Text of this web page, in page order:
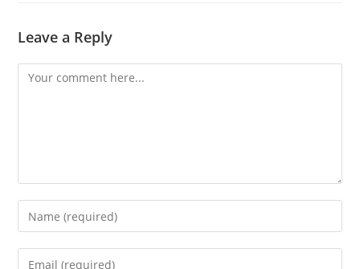
Leave a Reply
Comment
Enter
your
name
Enter